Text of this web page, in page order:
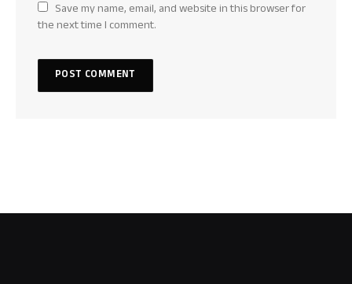
Save my name, email, and website in this browser for
the next time I comment.